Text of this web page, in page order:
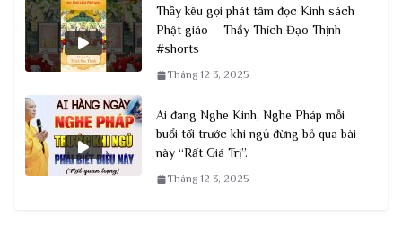
Thầy kêu gọi phát tâm đọc Kinh sách
Phật giáo – Thầy Thích Đạo Thịnh
#shorts
Tháng 12 3, 2025
Ai đang Nghe Kinh, Nghe Pháp mỗi
buổi tối trước khi ngủ đừng bỏ qua bài
này “Rất Giá Trị”.
Tháng 12 3, 2025